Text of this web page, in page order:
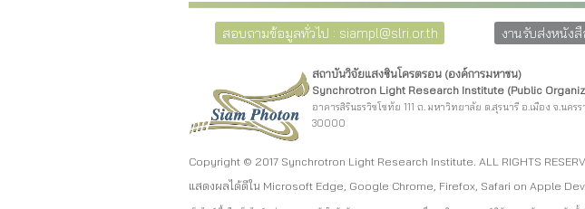
สอบถามข้อมูลทั่วไป : siampl@slri.or.th งานรับส่งหนัง
สถาบันวิจัยแสงซินโครตรอน (องค์การมหาชน)
Synchrotron Light Research Institute (Public
อาคารสิรินธรวิชโชทัย 111 ถ. มหาวิทยาลัย ต.สุรนารี อ.เมือง จ.นครร
30000
Copyright © 2017 Synchrotron Light Research Institute. ALL RIGHTS
แสดงผลได้ดีใน Microsoft Edge, Google Chrome, Firefox, Safari on Apple